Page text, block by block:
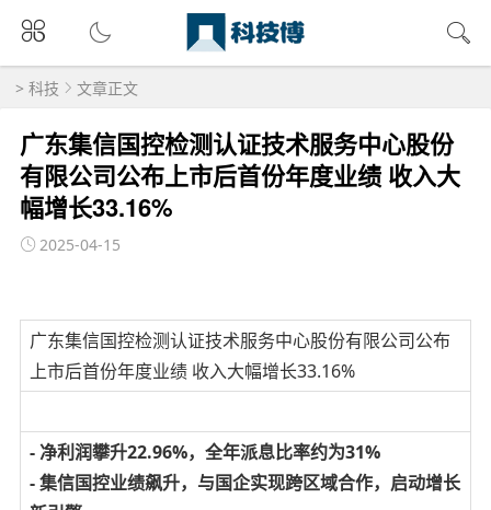
> 科技 文章正文
广东集信国控检测认证技术服务中心股份
有限公司公布上市后首份年度业绩 收入大
幅增长33.16%
2025-04-15
广东集信国控检测认证技术服务中心股份有限公司公布
上市后首份年度业绩 收入大幅增长33.16%
- 净利润攀升22.96%，全年派息比率约为31%
- 集信国控业绩飙升，与国企实现跨区域合作，启动增长